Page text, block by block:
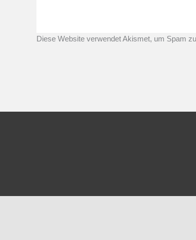
Diese Website verwendet Akismet, um Spam